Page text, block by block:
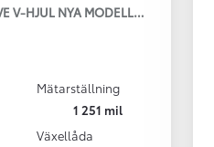
AWD EXECUTIVE V-HJUL NYA MODELLEN
Mätarställning
1 251 mil
Växellåda